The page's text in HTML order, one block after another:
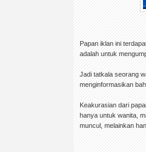
Papan iklan ini
adalah untuk
Jadi tatkala seorang
menginformasikan
Keakurasian dari
hanya untuk wanita,
muncul, melainkan